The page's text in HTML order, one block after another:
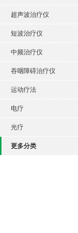
超声波治疗仪
短波治疗仪
中频治疗仪
吞咽障碍治疗仪
运动疗法
电疗
光疗
更多分类